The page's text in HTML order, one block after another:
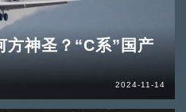
方神圣？“C系”国产
2024-11-14